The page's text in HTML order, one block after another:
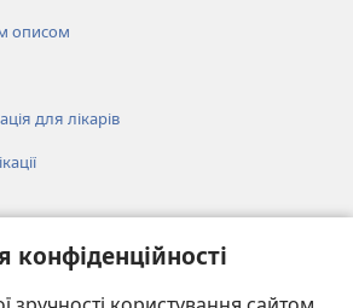
описом
для лікарів